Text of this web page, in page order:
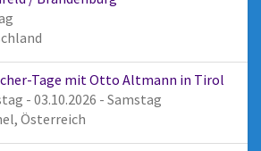
Tage mit Otto Altmann in Tirol
- 03.10.2026 - Samstag
Österreich